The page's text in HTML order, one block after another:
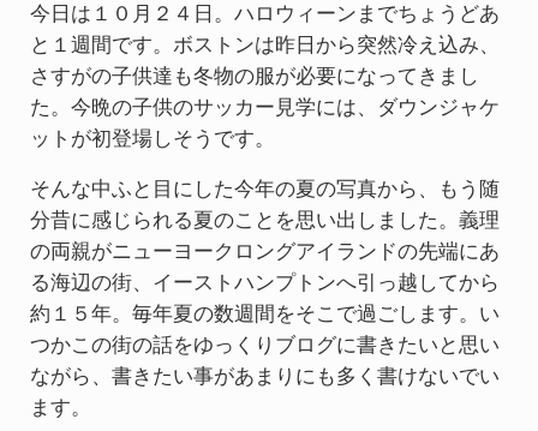
今日は１０月２４日。ハロウィーンまでちょうどあ
と１週間です。ボストンは昨日から突然冷え込み、
さすがの子供達も冬物の服が必要になってきまし
た。今晩の子供のサッカー見学には、ダウンジャケ
ットが初登場しそうです。
そんな中ふと目にした今年の夏の写真から、もう随
分昔に感じられる夏のことを思い出しました。義理
の両親がニューヨークロングアイランドの先端にあ
る海辺の街、イーストハンプトンへ引っ越してから
約１５年。毎年夏の数週間をそこで過ごします。い
つかこの街の話をゆっくりブログに書きたいと思い
ながら、書きたい事があまりにも多く書けないでい
ます。